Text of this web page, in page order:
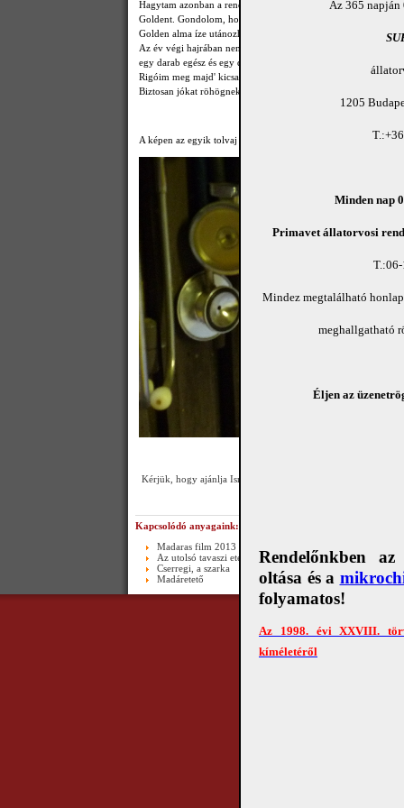
Az 365 napján
1205
Minden nap
Primavet állatorvosi
Mindez megtalálható
meghallgatható
Éljen az
Rendelőnkben az
oltása és a
folyamatos!
Az 1998. évi XXVIII.
kíméletéről
Hagytam azonban a rendelő egyik párkányán saját
Goldent. Gondolom, hogy kevesen tudják, hogy a jól
Golden alma íze utánozhatatlan.
Az év végi hajrában nem tűnt fel, hogy almáim fogyatkoznak.
egy darab egész és egy darab -a képen látható- megcsipkedett
Rigóim meg majd' kicsattannak az egészségtől.
Biztosan jókat röhögnek rajtam..
A képen az egyik tolvaj látható.
Kérjük, hogy ajánlja Ismerőseinek a
Kapcsolódó anyagaink:
Madaras film 2013 márciusának idusán
Az utolsó tavaszi etetés 2013-ban...kommentár nélkül
Cserregi, a szarka
Madáretető
Copyright © 2010